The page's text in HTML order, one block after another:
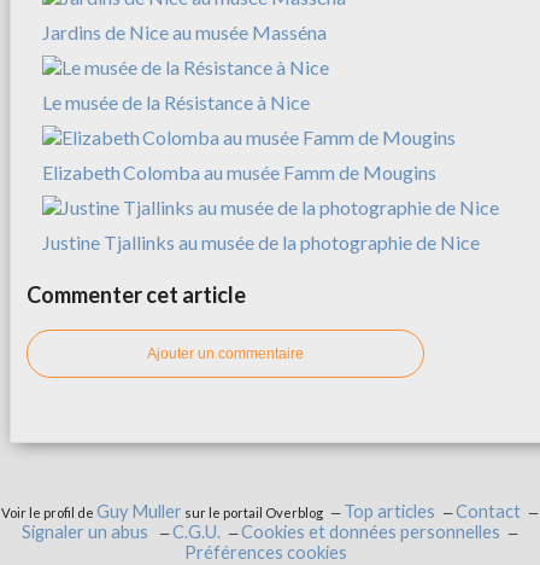
Jardins de Nice au musée Masséna
Le musée de la Résistance à Nice
Elizabeth Colomba au musée Famm de Mougins
Justine Tjallinks au musée de la photographie de Nice
Commenter cet article
Ajouter un commentaire
Voir le profil de Guy Muller sur le portail Overblog Top articles
Contact
Signaler un abus
C.G.U.
Cookies et données personnelles
Préférences cookies